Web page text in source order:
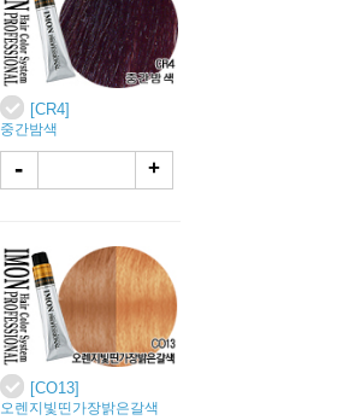
[CR4]
중간밤색
- +
[CO13]
오렌지빛띤가장밝은갈색